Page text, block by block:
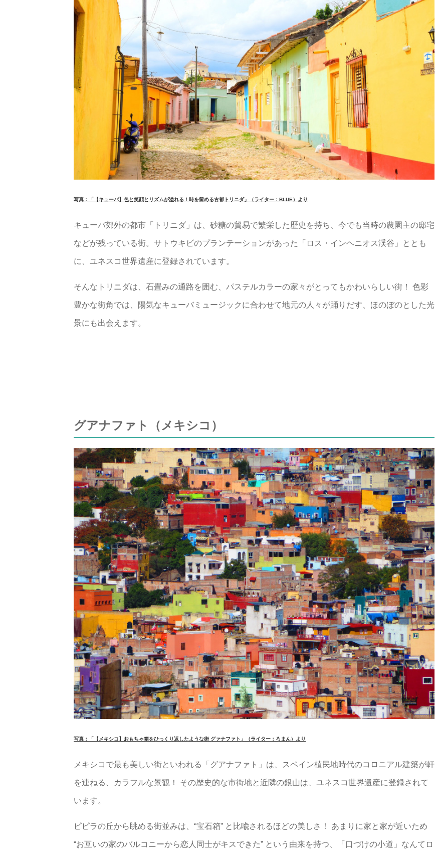
写真：「【キューバ】色と笑顔とリズムが溢れる！時を留める古都トリニダ」（ライター：BLUE）より
キューバ郊外の都市「トリニダ」は、砂糖の貿易で繁栄した歴史を持ち、今でも当時の農園主の邸宅
などが残っている街。サトウキビのプランテーションがあった「ロス・インヘニオス渓谷」ととも
に、ユネスコ世界遺産に登録されています。
そんなトリニダは、石畳みの通路を囲む、パステルカラーの家々がとってもかわいらしい街！ 色彩
豊かな街角では、陽気なキューバミュージックに合わせて地元の人々が踊りだす、ほのぼのとした光
景にも出会えます。
グアナファト（メキシコ）
写真：「【メキシコ】おもちゃ箱をひっくり返したような街 グァナファト」（ライター：ろまん）より
メキシコで最も美しい街といわれる「グアナファト」は、スペイン植民地時代のコロニアル建築が軒
を連ねる、カラフルな景観！ その歴史的な市街地と近隣の銀山は、ユネスコ世界遺産に登録されて
います。
ピピラの丘から眺める街並みは、“宝石箱” と比喩されるほどの美しさ！ あまりに家と家が近いため
“お互いの家のバルコニーから恋人同士がキスできた” という由来を持つ、「口づけの小道」なんてロ